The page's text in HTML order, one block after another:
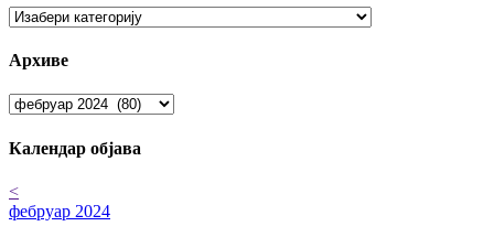
Категорије
Архиве
Архиве
Календар објава
<
фебруар 2024